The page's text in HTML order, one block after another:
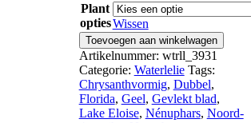
tot
Plant
optiesWissen
Nymphaea
Perry's
Double
Yellow
aantal
Toevoegen aan winkelwagen
Artikelnummer: wtrll_3931
Categorie: Waterlelie Tags:
Chrysanthvormig, Dubbel,
Florida, Geel, Gevlekt blad,
Lake Eloise, Nénuphars, Noord-